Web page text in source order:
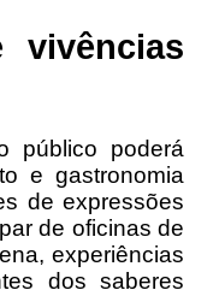
vivências
público poderá
e gastronomia
de expressões
de oficinas de
experiências
dos saberes